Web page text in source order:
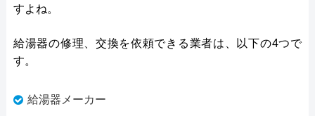
すよね。
給湯器の修理、交換を依頼できる業者は、以下の4つで
す。
給湯器メーカー